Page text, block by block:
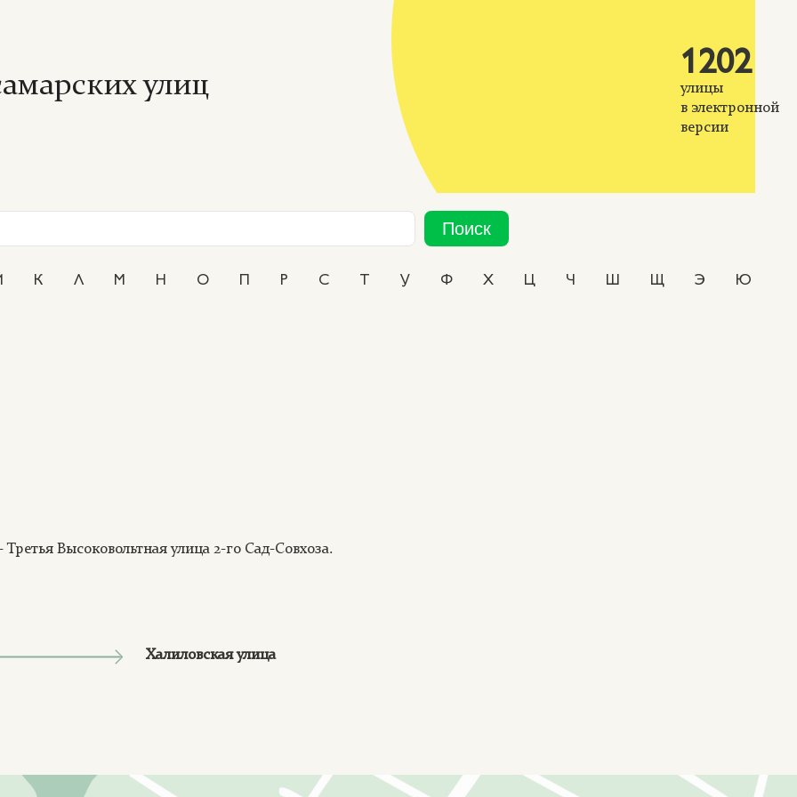
улиц
1202
улицы
в электронной
версии
Поиск
К Л М Н О Р С У Ф Х Ц Ч Ш Щ Э
Ю
Высоковольтная улица 2-го Сад-Совхоза.
Халиловская улица